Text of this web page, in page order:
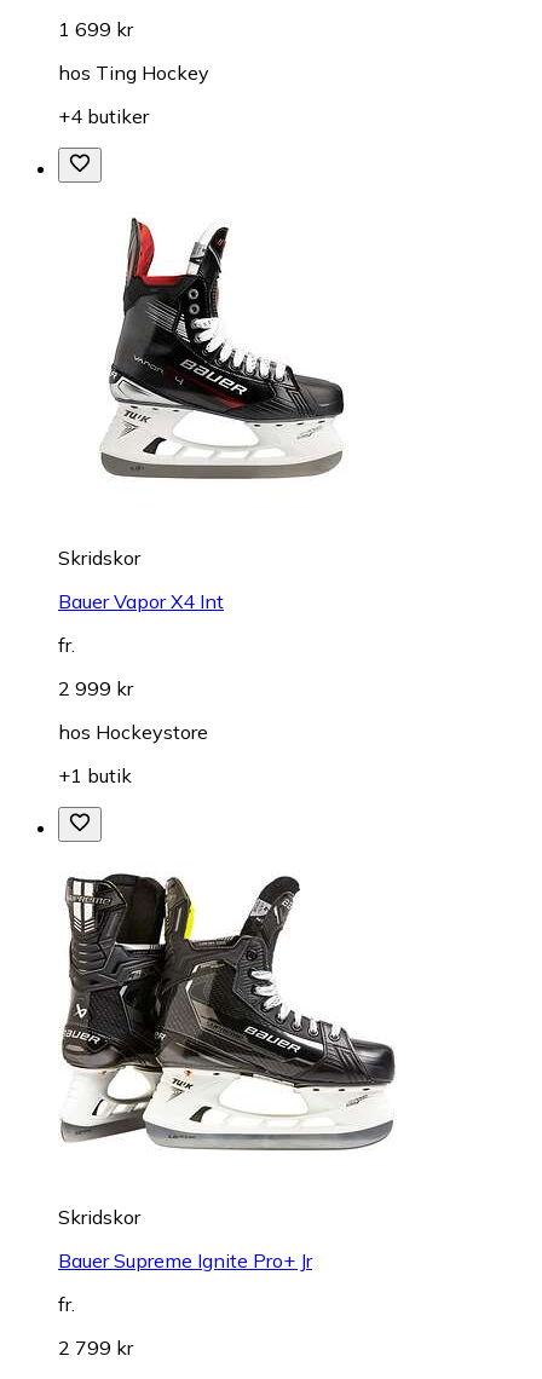
1 699 kr
hos Ting Hockey
+4 butiker
Skridskor
Bauer Vapor X4 Int
fr.
2 999 kr
hos Hockeystore
+1 butik
Skridskor
Bauer Supreme Ignite Pro+ Jr
fr.
2 799 kr